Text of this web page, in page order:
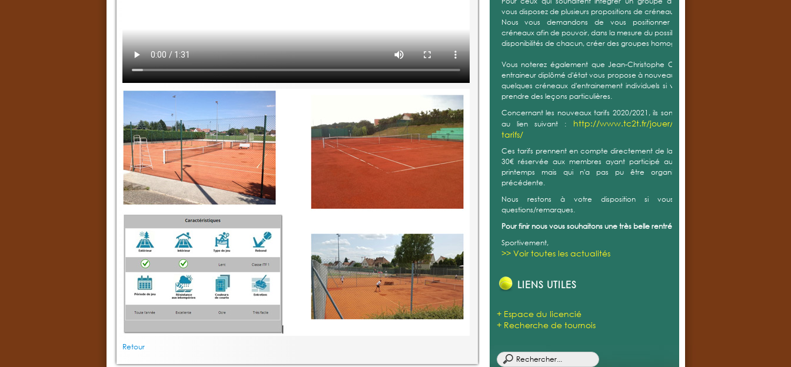
Retour
travaux complémentaires seront menés en même temps sur la
périphérie des terrains pour créer une bande d’évacuation
d’eau et retenir la végétation. La deuxième phase consistera à
coller un tapis piqueté sur le revêtement existant et le garnir
ensuite de quelques 9 tonnes de brique pilée. La solution
mais beaucoup plus répandue en Alsace et ayant fait ses
preuves.
>> En savoir +
>> Voir toutes les actualités
LIENS UTILES
+ Espace du licencié
+ Recherche de tournois